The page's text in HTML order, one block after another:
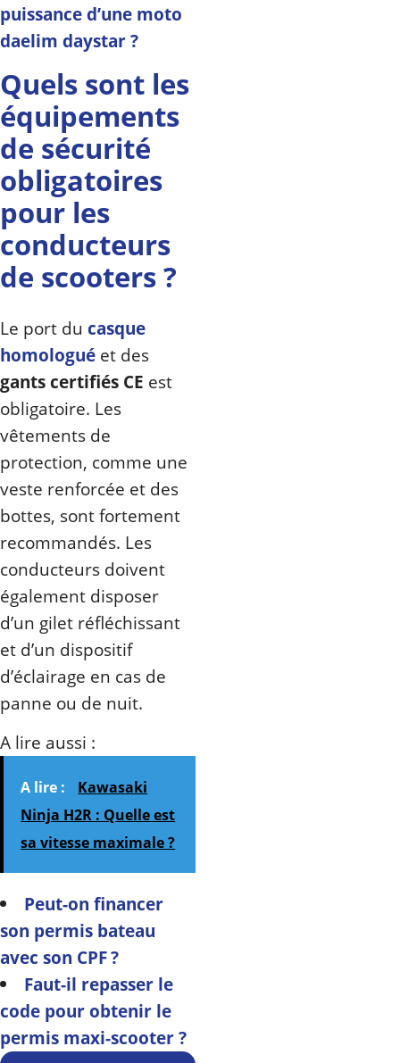
puissance d’une moto
daelim daystar ?
Quels sont les
équipements
de sécurité
obligatoires
pour les
conducteurs
de scooters ?
Le port du casque
homologué et des
gants certifiés CE est
obligatoire. Les
vêtements de
protection, comme une
veste renforcée et des
bottes, sont fortement
recommandés. Les
conducteurs doivent
également disposer
d’un gilet réfléchissant
et d’un dispositif
d’éclairage en cas de
panne ou de nuit.
A lire aussi :
A lire :
Kawasaki
Ninja H2R : Quelle est
sa vitesse maximale ?
Peut-on financer
son permis bateau
avec son CPF ?
Faut-il repasser le
code pour obtenir le
permis maxi-scooter ?